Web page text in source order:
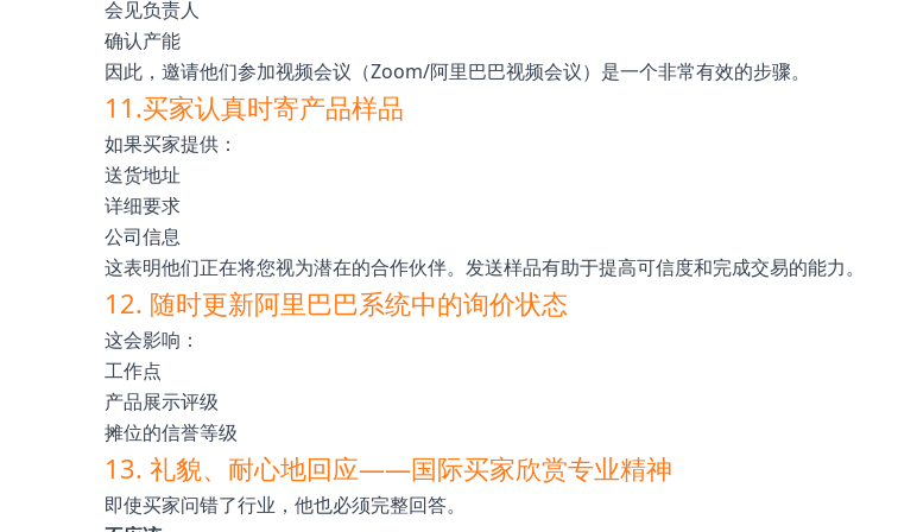
会见负责人
确认产能
因此，邀请他们参加视频会议（Zoom/阿里巴巴视频会议）是一个非常有效的步骤。
11.买家认真时寄产品样品
如果买家提供：
送货地址
详细要求
公司信息
这表明他们正在将您视为潜在的合作伙伴。发送样品有助于提高可信度和完成交易的能力。
12. 随时更新阿里巴巴系统中的询价状态
这会影响：
工作点
产品展示评级
摊位的信誉等级
13. 礼貌、耐心地回应——国际买家欣赏专业精神
即使买家问错了行业，他也必须完整回答。